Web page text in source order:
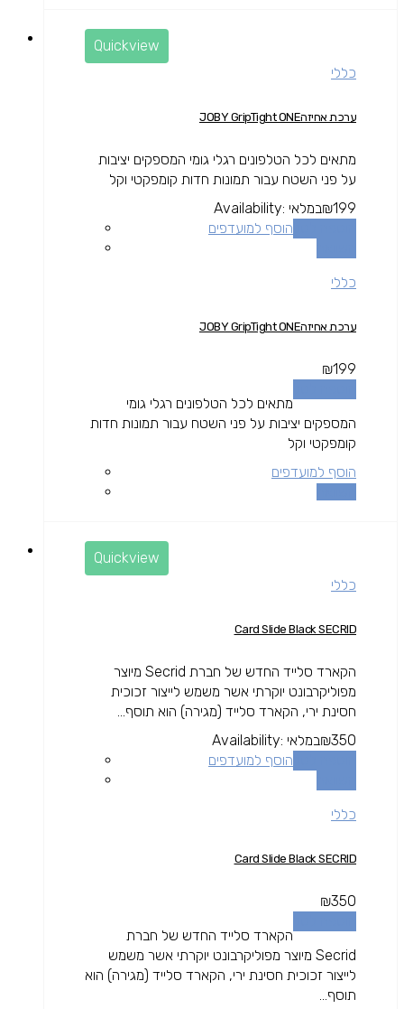
Quickview
כללי
ערכת אחיזהJOBY GripTight ONE
מתאים לכל הטלפונים רגלי גומי המספקים יציבות
על פני השטח עבור תמונות חדות קומפקטי וקל
₪199
Availability: במלאי
הוסף למועדפים
כללי
ערכת אחיזהJOBY GripTight ONE
₪199
מתאים לכל הטלפונים רגלי גומי
המספקים יציבות על פני השטח עבור תמונות חדות
קומפקטי וקל
הוסף למועדפים
Quickview
כללי
Card Slide Black SECRID
הקארד סלייד החדש של חברת Secrid מיוצר
מפוליקרבונט יוקרתי אשר משמש לייצור זכוכית
חסינת ירי, הקארד סלייד (מגירה) הוא תוסף...
₪350
Availability: במלאי
הוסף למועדפים
כללי
Card Slide Black SECRID
₪350
הקארד סלייד החדש של חברת
Secrid מיוצר מפוליקרבונט יוקרתי אשר משמש
לייצור זכוכית חסינת ירי, הקארד סלייד (מגירה) הוא
תוסף...